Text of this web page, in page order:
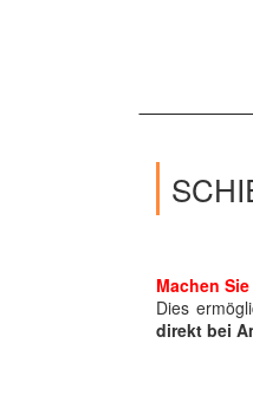
Machen
Dies
direkt bei